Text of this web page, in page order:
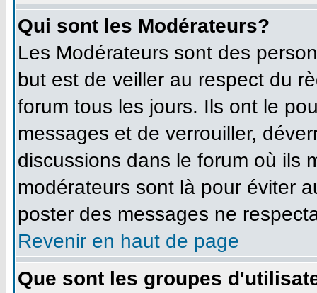
Qui sont les Modérateurs?
Les Modérateurs sont des
but est de veiller au respect du
forum tous les jours. Ils ont le
messages et de verrouiller,
discussions dans le forum où ils
modérateurs sont là pour éviter
poster des messages ne
Revenir en haut de page
Que sont les groupes